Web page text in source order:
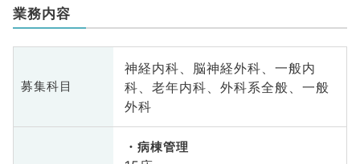
業務内容
募集科目
神経内科、脳神経外科、一般内
科、老年内科、外科系全般、一般
外科
病棟管理